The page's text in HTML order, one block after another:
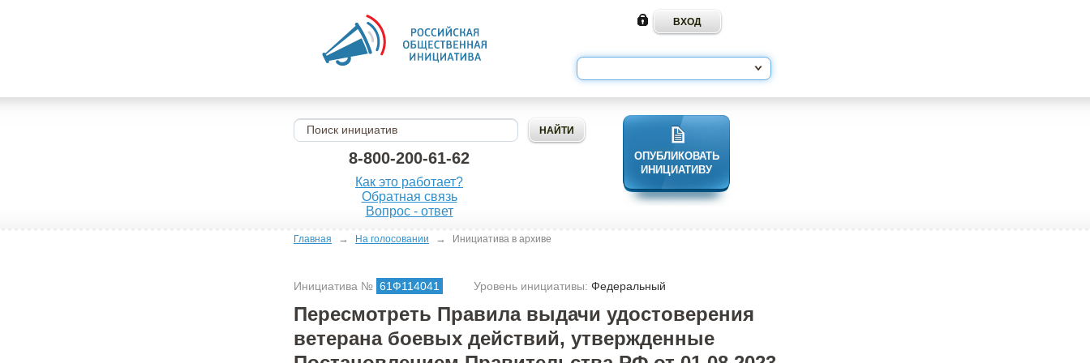
8-800-200-61-62
Как это работает?
Обратная связь
Вопрос - ответ
ОПУБЛИКОВАТЬ
ИНИЦИАТИВУ
Главная → На голосовании → Инициатива в архиве
Инициатива № 61Ф114041 Уровень инициативы: Федеральный
Пересмотреть Правила выдачи удостоверения
ветерана боевых действий, утвержденные